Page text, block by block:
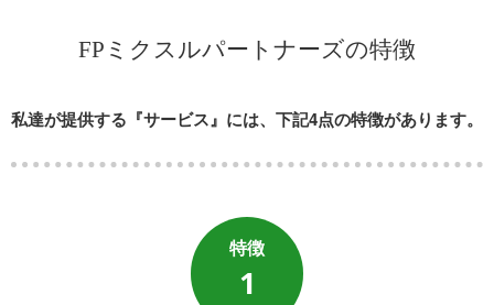
FPミクスルパートナーズの特徴
私達が提供する『サービス』には、下記4点の特徴があります。
1